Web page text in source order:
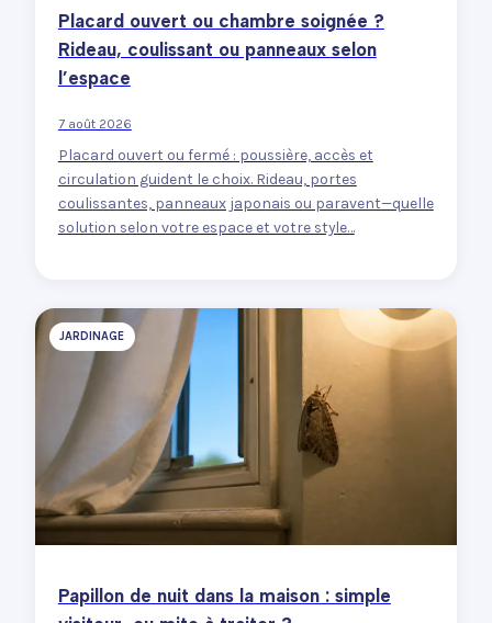
Placard ouvert ou chambre soignée ?
Rideau, coulissant ou panneaux selon
l’espace
7 août 2026
Placard ouvert ou fermé : poussière, accès et
circulation guident le choix. Rideau, portes
coulissantes, panneaux japonais ou paravent—quelle
solution selon votre espace et votre style…
JARDINAGE
Papillon de nuit dans la maison : simple